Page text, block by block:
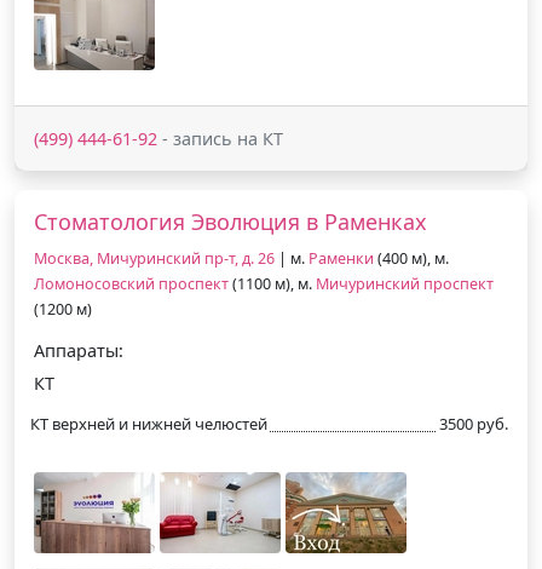
(499) 444-61-92 - запись на КТ
Стоматология Эволюция в Раменках
Москва, Мичуринский пр-т, д. 26 | м. Раменки (400 м), м.
Ломоносовский проспект(1100 м), м. Мичуринский проспект
(1200 м)
Аппараты:
КТ
КТ верхней и нижней челюстей 3500 руб.